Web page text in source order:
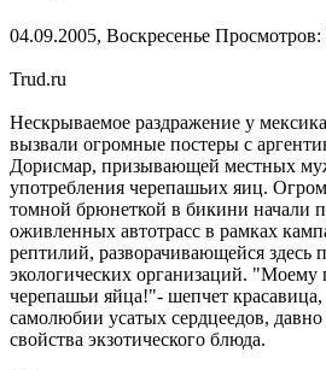
04.09.2005, Воскресенье Просмотров:
Trud.ru
Нескрываемое раздражение у
вызвали огромные постеры с
Дорисмар, призывающей местных
употребления черепашьих яиц.
томной брюнеткой в бикини начали
оживленных автотрасс в рамках
рептилий, разворачивающейся здесь
экологических организаций.
черепашьи яйца!"- шепчет красавица,
самолюбии усатых сердцеедов,
свойства экзотического блюда.